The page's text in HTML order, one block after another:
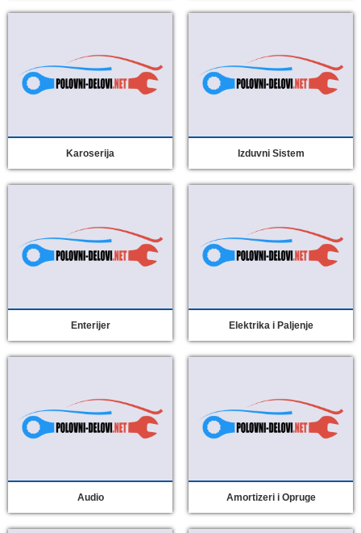
Karoserija Izduvni Sistem
Enterijer Elektrika i Paljenje
Audio Amortizeri i Opruge